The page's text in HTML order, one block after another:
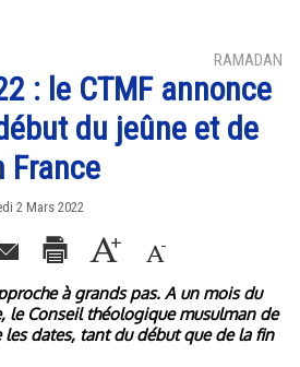
RAMADAN
: le CTMF annonce
du jeûne et de
France
2 Mars 2022
à grands pas. A un mois du
le Conseil théologique musulman de
les dates, tant du début que de la fin